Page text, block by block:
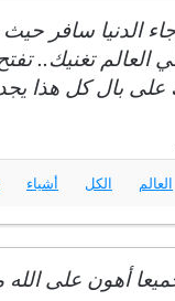
الدنيا سافر
العالم تغنيك..
بال كل هذا
العالم الكل أشياء
جميعا أهون على